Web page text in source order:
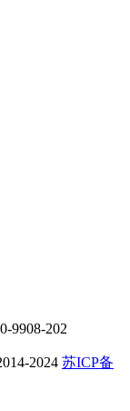
9908-202
2024 苏ICP备